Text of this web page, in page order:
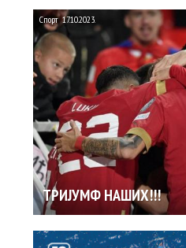
ТРИЈУМФ НАШИХ!!!
Спорт 17.10.2023.